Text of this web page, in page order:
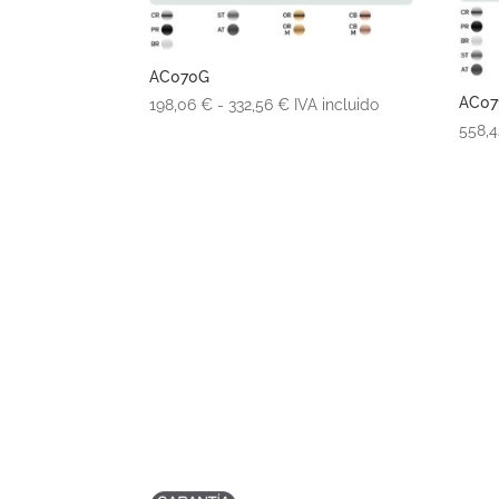
AC070G
198,06€ - 332,56€Rango
IVA incluido